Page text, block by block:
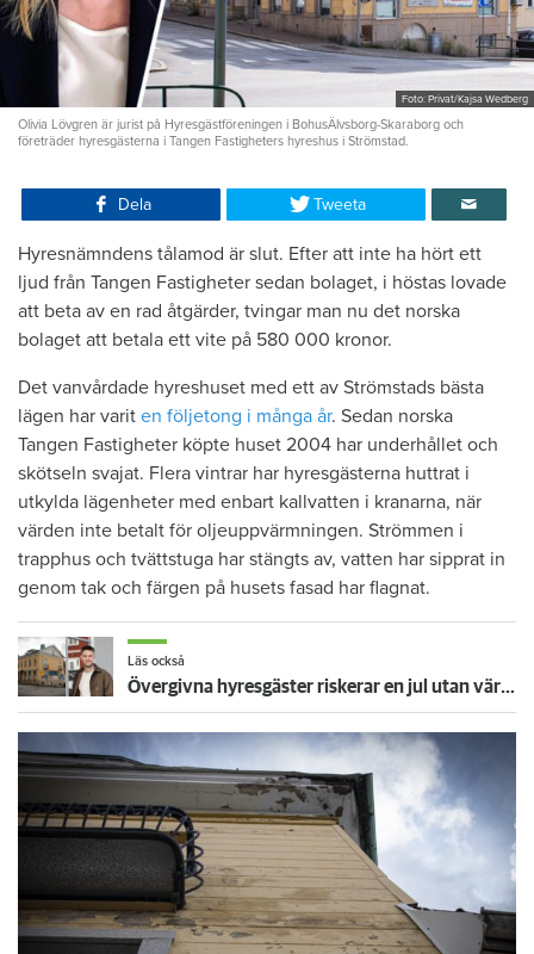
Foto: Privat/Kajsa Wedberg
Olivia Lövgren är jurist på Hyresgästföreningen i BohusÄlvsborg-Skaraborg och
företräder hyresgästerna i Tangen Fastigheters hyreshus i Strömstad.
Dela Tweeta
Hyresnämndens tålamod är slut. Efter att inte ha hört ett
ljud från Tangen Fastigheter sedan bolaget, i höstas lovade
att beta av en rad åtgärder, tvingar man nu det norska
bolaget att betala ett vite på 580 000 kronor.
Det vanvårdade hyreshuset med ett av Strömstads bästa
lägen har varit en följetong i många år. Sedan norska
Tangen Fastigheter köpte huset 2004 har underhållet och
skötseln svajat. Flera vintrar har hyresgästerna huttrat i
utkylda lägenheter med enbart kallvatten i kranarna, när
värden inte betalt för oljeuppvärmningen. Strömmen i
trapphus och tvättstuga har stängts av, vatten har sipprat in
genom tak och färgen på husets fasad har flagnat.
Läs också
Övergivna hyresgäster riskerar en jul utan värme, varmvatten och el: "Horribelt"